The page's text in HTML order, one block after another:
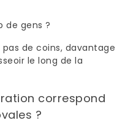
de gens ?
de coins, davantage
le long de la
correspond
?